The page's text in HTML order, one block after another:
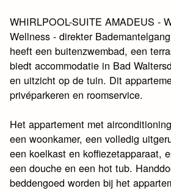
WHIRLPOOL-SUITE AMADEUS -
Wellness - direkter
heeft een buitenzwembad, een
biedt accommodatie in Bad
en uitzicht op de tuin. Dit
privéparkeren en roomservice.
Het appartement met
een woonkamer, een volledig
een koelkast en koffiezetapparaat,
een douche en een hot tub.
beddengoed worden bij het